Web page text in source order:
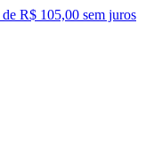
R$ 105,00 sem juros